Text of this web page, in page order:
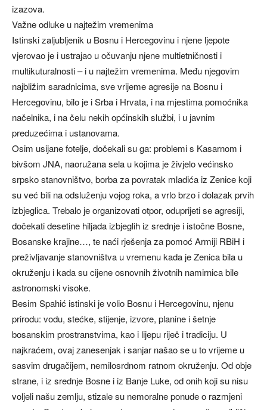
izazova.
Važne odluke u najtežim vremenima
Istinski zaljubljenik u Bosnu i Hercegovinu i njene ljepote
vjerovao je i ustrajao u očuvanju njene multietničnosti i
multikuturalnosti – i u najtežim vremenima. Među njegovim
najbližim saradnicima, sve vrijeme agresije na Bosnu i
Hercegovinu, bilo je i Srba i Hrvata, i na mjestima pomoćnika
načelnika, i na čelu nekih općinskih službi, i u javnim
preduzećima i ustanovama.
Osim usijane fotelje, dočekali su ga: problemi s Kasarnom i
bivšom JNA, naoružana sela u kojima je živjelo većinsko
srpsko stanovništvo, borba za povratak mladića iz Zenice koji
su već bili na odsluženju vojog roka, a vrlo brzo i dolazak prvih
izbjeglica. Trebalo je organizovati otpor, oduprijeti se agresiji,
dočekati desetine hiljada izbjeglih iz srednje i istočne Bosne,
Bosanske krajine…, te naći rješenja za pomoć Armiji RBiH i
preživljavanje stanovništva u vremenu kada je Zenica bila u
okruženju i kada su cijene osnovnih životnih namirnica bile
astronomski visoke.
Besim Spahić istinski je volio Bosnu i Hercegovinu, njenu
prirodu: vodu, stećke, stijenje, izvore, planine i šetnje
bosanskim prostranstvima, kao i lijepu riječ i tradiciju. U
najkraćem, ovaj zanesenjak i sanjar našao se u to vrijeme u
sasvim drugačijem, nemilosrdnom ratnom okruženju. Od obje
strane, i iz srednje Bosne i iz Banje Luke, od onih koji su nisu
voljeli našu zemlju, stizale su nemoralne ponude o razmjeni